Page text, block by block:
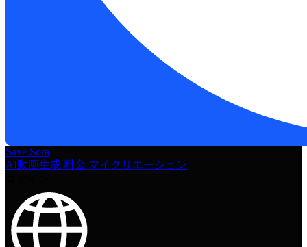
Save Sora
AI動画生成 料金 マイクリエーション